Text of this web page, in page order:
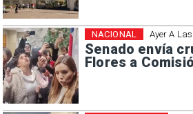
Ayer A
Senado envía
Flores a
NACIONAL